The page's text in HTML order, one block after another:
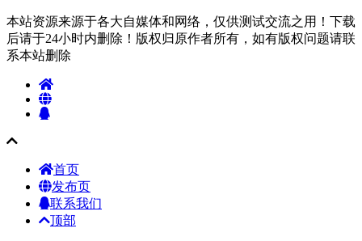
本站资源来源于各大自媒体和网络，仅供测试交流之用！下载
后请于24小时内删除！版权归原作者所有，如有版权问题请联
系本站删除
首页
发布页
联系我们
顶部